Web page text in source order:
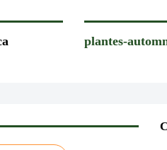
plantes-